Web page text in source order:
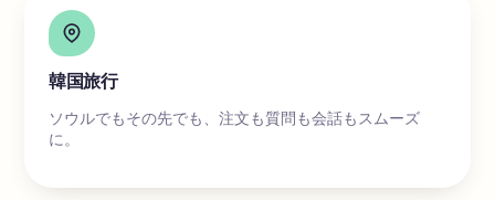
韓国旅行
ソウルでもその先でも、注文も質問も会話もスムーズ
に。